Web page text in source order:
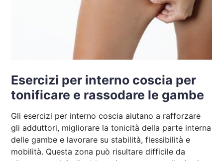
Esercizi per interno coscia per
tonificare e rassodare le gambe
Gli esercizi per interno coscia aiutano a rafforzare
gli adduttori, migliorare la tonicità della parte interna
delle gambe e lavorare su stabilità, flessibilità e
mobilità. Questa zona può risultare difficile da